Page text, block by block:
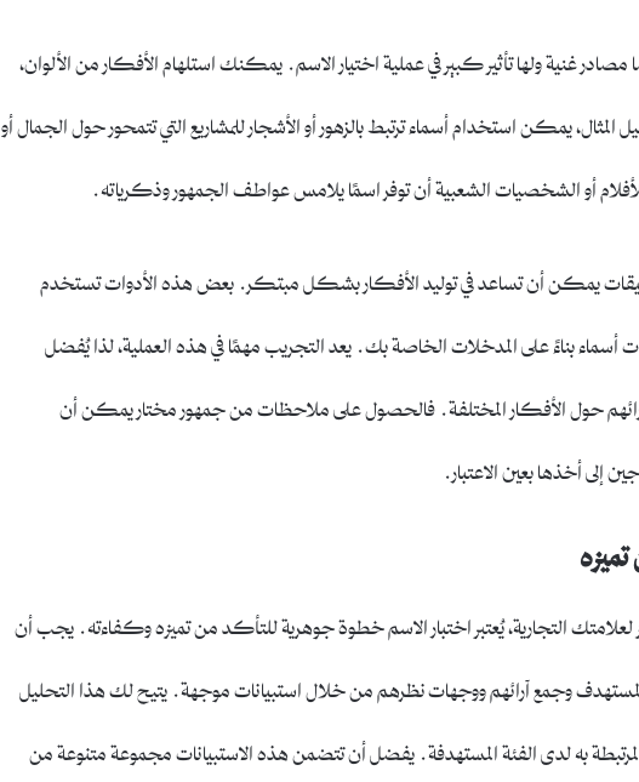
مصادر غنية ولها تأثير كبير في عملية اختيار الاسم. يمكنك استلهام الأفكار من الألوان،
المثال، يمكن استخدام أسماء ترتبط بالزهور أو الأشجار للمشاريع التي تتمحور حول الجمال أو
أو الشخصيات الشعبية أن توفر اسمًا يلامس عواطف الجمهور وذكرياته.
يمكن أن تساعد في توليد الأفكار بشكل مبتكر. بعض هذه الأدوات تستخدم
أسماء بناءً على المدخلات الخاصة بك. يعد التجريب مهمًا في هذه العملية، لذا يُفضل
آرائهم حول الأفكار المختلفة. فالحصول على ملاحظات من جمهور مختار يمكن أن
أخذها بعين الاعتبار.
لعلامتك التجارية، يُعتبر اختبار الاسم خطوة جوهرية للتأكد من تميزه وكفاءته. يجب أن
المستهدف وجمع آرائهم ووجهات نظرهم من خلال استبيانات موجهة. يتيح لك هذا التحليل
به لدى الفئة المستهدفة. يفضل أن تتضمن هذه الاستبيانات مجموعة متنوعة من